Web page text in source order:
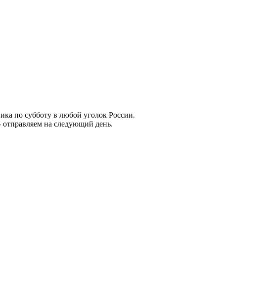
по субботу в любой уголок России.
на следующий день.